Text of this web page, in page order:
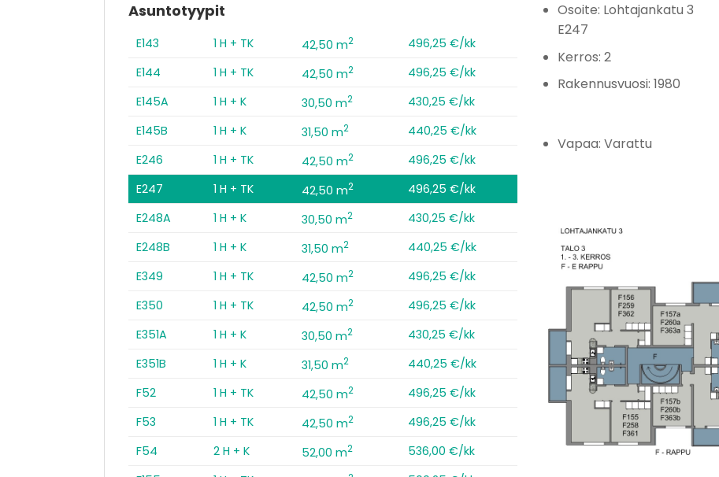
Asuntotyypit
E143 1 H + TK 42,50 m2
496,25 €/kk
E144
1 H + TK 42,50 m2
496,25 €/kk
E145A
1 H + K 30,50 m2
430,25 €/kk
E145B
1 H + K 31,50 m2
440,25 €/kk
E246
1 H + TK 42,50 m2
496,25 €/kk
E247
1 H + TK 42,50 m2
496,25 €/kk
E248A
1 H + K 30,50 m2
430,25 €/kk
E248B
1 H + K 31,50 m2
440,25 €/kk
E349
1 H + TK 42,50 m2
496,25 €/kk
E350
1 H + TK 42,50 m2
496,25 €/kk
E351A
1 H + K 30,50 m2
430,25 €/kk
E351B
1 H + K 31,50 m2
440,25 €/kk
F52
1 H + TK 42,50 m2
496,25 €/kk
F53
1 H + TK 42,50 m2
496,25 €/kk
F54
2 H + K 52,00 m2
536,00 €/kk
Osoite: Lohtajankatu 3
E247
Kerros: 2
Rakennusvuosi: 1980
Vapaa: Varattu